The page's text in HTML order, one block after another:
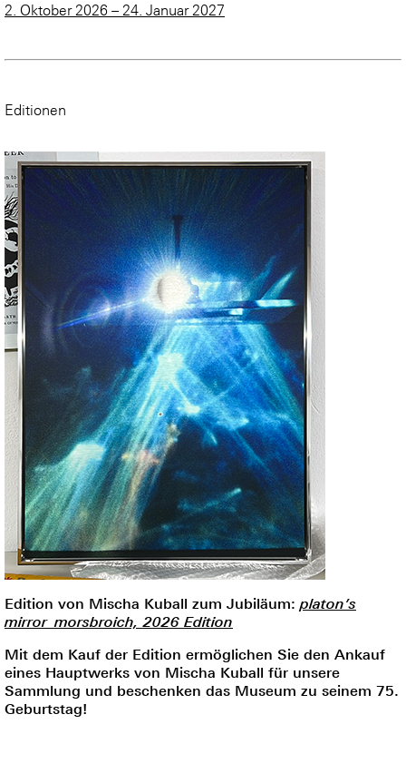
2. Oktober 2026 – 24. Januar 2027
Editionen
Edition von Mischa Kuball zum Jubiläum: platon’s
mirror_morsbroich, 2026 Edition
Mit dem Kauf der Edition ermöglichen Sie den Ankauf
eines Hauptwerks von Mischa Kuball für unsere
Sammlung und beschenken das Museum zu seinem 75.
Geburtstag!